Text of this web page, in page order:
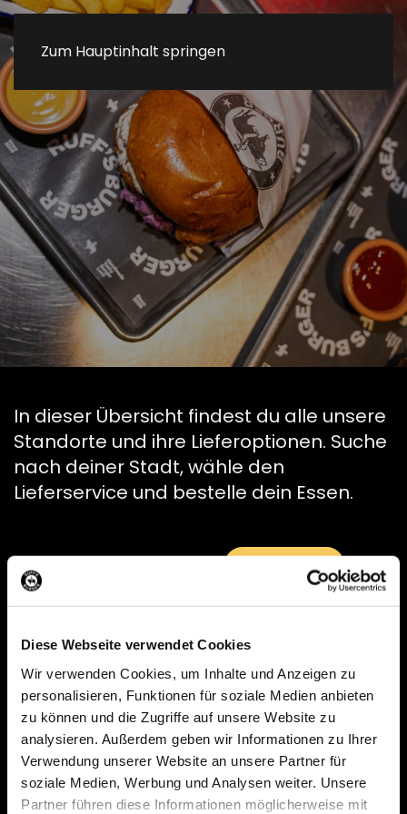
Diese Webseite verwendet Cookies
Wir verwenden Cookies, um Inhalte und Anzeigen zu
personalisieren, Funktionen für soziale Medien anbieten
zu können und die Zugriffe auf unsere Website zu
analysieren. Außerdem geben wir Informationen zu Ihrer
Verwendung unserer Website an unsere Partner für
soziale Medien, Werbung und Analysen weiter. Unsere
Partner führen diese Informationen möglicherweise mit
Zum Hauptinhalt springen
In dieser Übersicht findest du alle unsere
Standorte und ihre Lieferoptionen. Suche
nach deiner Stadt, wähle den
Lieferservice und bestelle dein Essen.
SUCHEN
Geöffnet
Lieferung
Vor-Ort
ZURÜCKSETZEN